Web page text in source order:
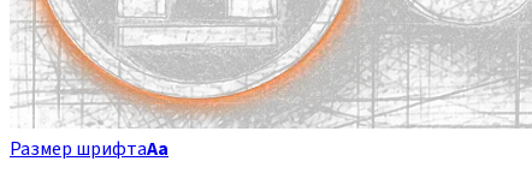
Размер шрифтаАа